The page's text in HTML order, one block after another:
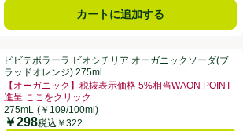
カートに追加する
チリア オーガニックソーダ(ブラッドオレンジ)
2ヵ月
5点中5.0点。
ビビテポラーラ ビオシチリア オーガニックソーダ(ブ
ラッドオレンジ) 275ml
【オーガニック】税抜表示価格 5%相当WAON POINT
進呈 ここをクリック
お買い得品名：【オーガニック】税抜表示価格 5%相
275mL (￥109/100ml)
価格
￥298税込￥322